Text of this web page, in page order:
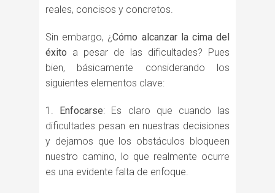
reales, concisos y concretos.
Sin embargo, ¿Cómo alcanzar la cima del
éxito a pesar de las dificultades? Pues
bien, básicamente considerando los
siguientes elementos clave:
Enfocarse: Es claro que cuando las
dificultades pesan en nuestras decisiones
y dejamos que los obstáculos bloqueen
nuestro camino, lo que realmente ocurre
es una evidente falta de enfoque.